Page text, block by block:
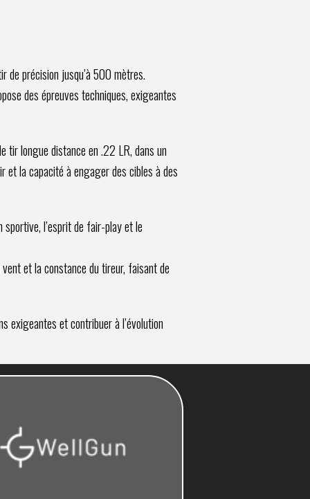
de précision jusqu’à 500 mètres.
des épreuves techniques, exigeantes
tir longue distance en .22 LR, dans un
et la capacité à engager des cibles à des
l’esprit de fair-play et le
et la constance du tireur, faisant de
exigeantes et contribuer à l’évolution